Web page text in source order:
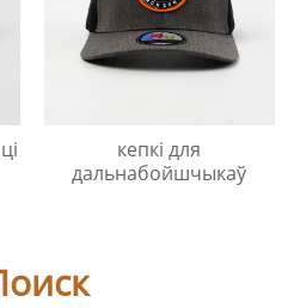
кепкі для
дальнабойшчыкаў